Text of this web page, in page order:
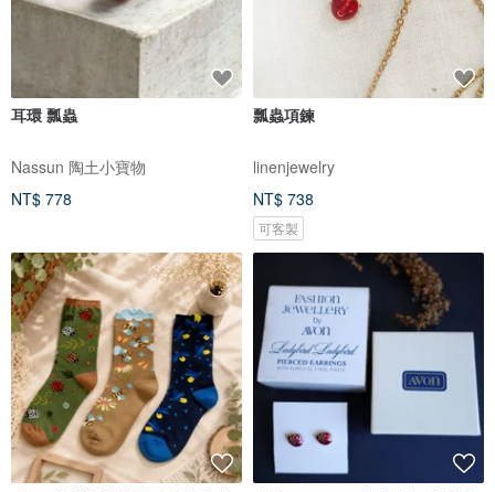
耳環 瓢蟲
Nassun 陶土小寶物
NT$ 778
瓢蟲項鍊
linenjewelry
NT$ 738
可客製